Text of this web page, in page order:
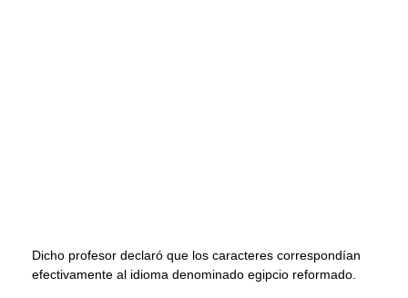
Dicho profesor declaró que los caracteres correspondían
efectivamente al idioma denominado egipcio reformado.